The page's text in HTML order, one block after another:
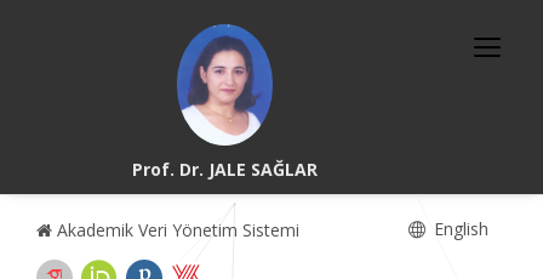
Prof. Dr. JALE SAĞLAR
Akademik Veri Yönetim Sistemi English